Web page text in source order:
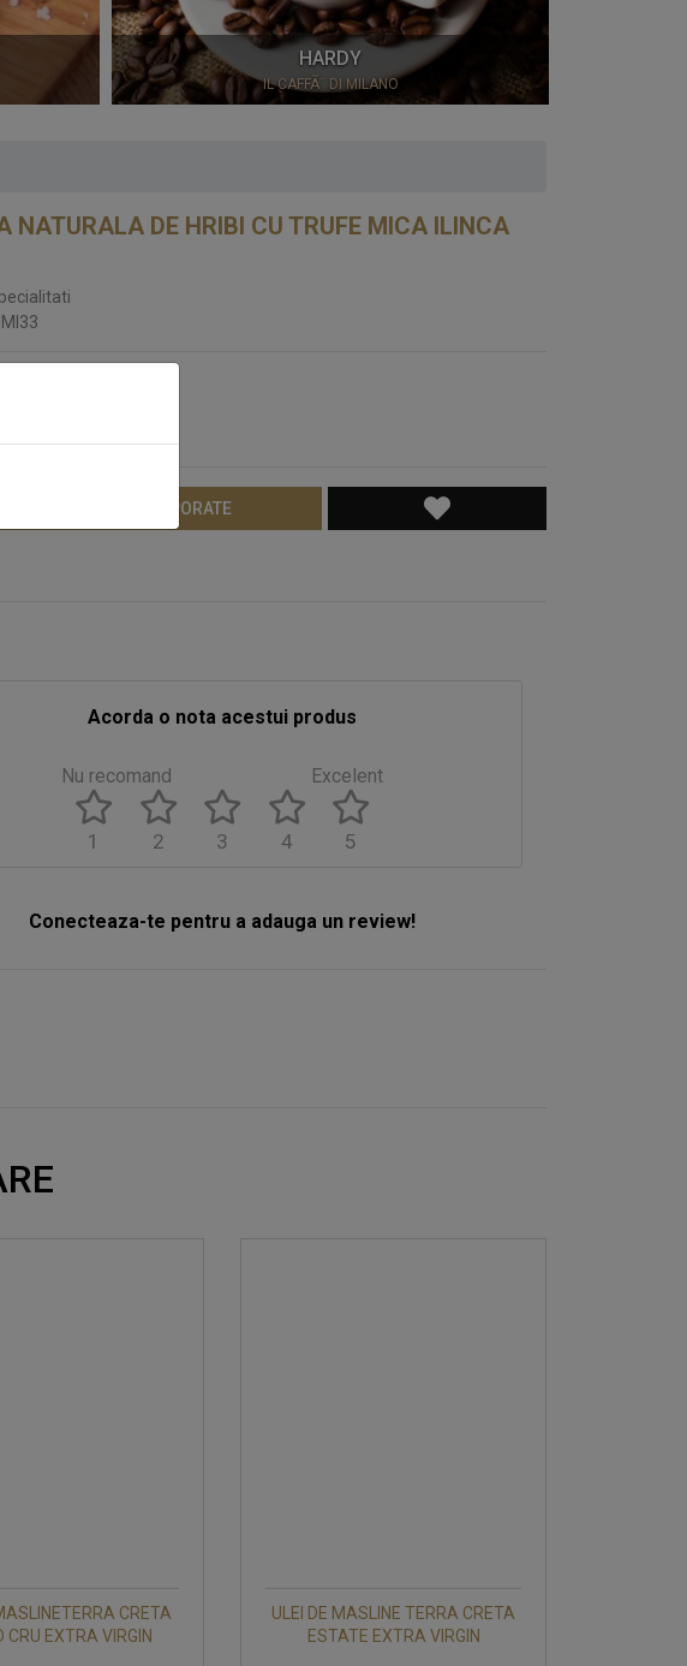
HARDY
IL CAFFÃ¨ DI MILANO
NATURALA DE HRIBI CU TRUFE MICA ILINCA
MI33
CADOURI CORPORATE
Acorda o nota acestui produs
Nu recomand Excelent
5
4
3
2
1
Conecteaza-te pentru a adauga un review!
CRETA
CRU EXTRA VIRGIN
ULEI DE MASLINE TERRA CRETA
ESTATE EXTRA VIRGIN